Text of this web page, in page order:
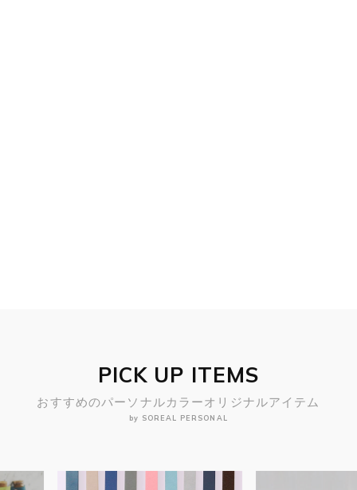
PICK UP ITEMS
おすすめのパーソナルカラーオリジナルアイテム
by SOREAL PERSONAL